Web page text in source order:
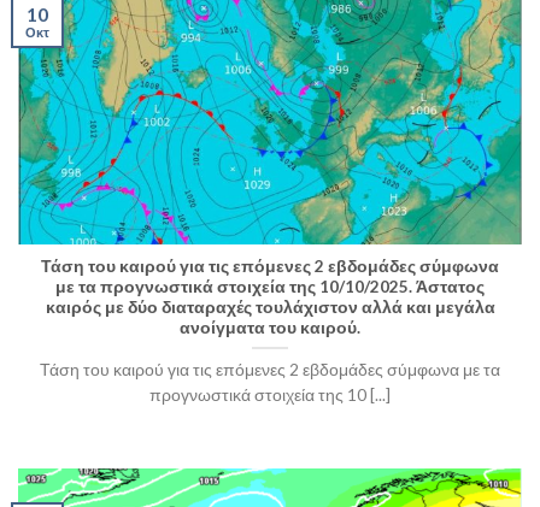
Τάση του καιρού για τις επόμενες 2 εβδομάδες σύμφωνα
με τα προγνωστικά στοιχεία της 10/10/2025. Άστατος
καιρός με δύο διαταραχές τουλάχιστον αλλά και μεγάλα
ανοίγματα του καιρού.
Τάση του καιρού για τις επόμενες 2 εβδομάδες σύμφωνα με τα
προγνωστικά στοιχεία της 10 [...]
10
Οκτ